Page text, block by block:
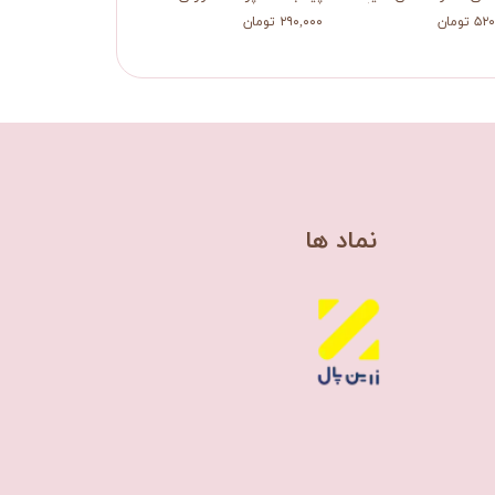
۲۹۰,۰۰۰ تومان تومان
​نماد ها